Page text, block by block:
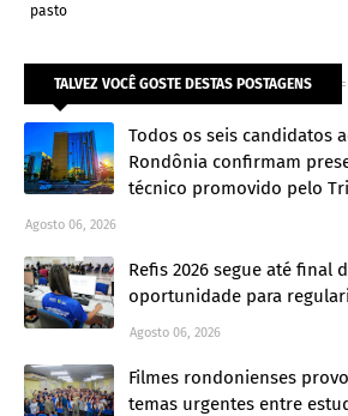
pasto
TALVEZ VOCÊ GOSTE DESTAS POSTAGENS
Todos os seis candidatos
Rondônia confirmam
técnico promovido pelo
Agosto 06, 2026
Refis 2026 segue até final
oportunidade para
Agosto 06, 2026
Filmes rondonienses
temas urgentes entre